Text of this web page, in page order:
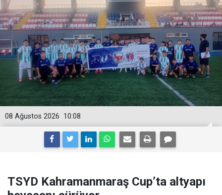
10:08
08 Ağustos 2026
TSYD Kahramanmaraş Cup’ta altyapı